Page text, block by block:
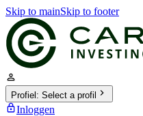
Skip to mainSkip to footer
Profiel : Select a profil
Inloggen